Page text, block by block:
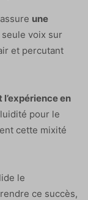
une
seule voix sur
et percutant
en
pour le
cette mixité
le
ce succès,